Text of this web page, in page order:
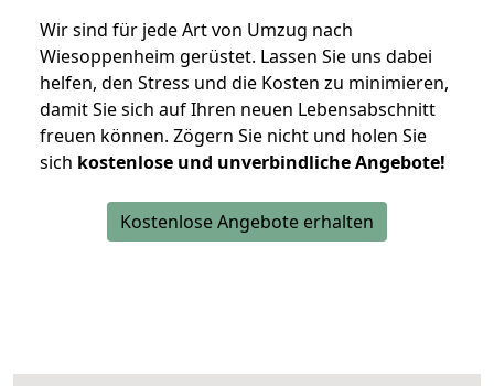
Wir sind für jede Art von Umzug nach
Wiesoppenheim gerüstet. Lassen Sie uns dabei
helfen, den Stress und die Kosten zu minimieren,
damit Sie sich auf Ihren neuen Lebensabschnitt
freuen können. Zögern Sie nicht und holen Sie
sich kostenlose und unverbindliche Angebote!
Kostenlose Angebote erhalten